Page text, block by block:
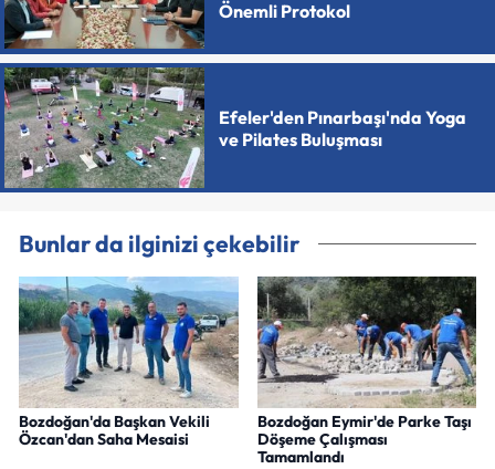
Önemli Protokol
Efeler'den Pınarbaşı'nda Yoga
ve Pilates Buluşması
Bunlar da ilginizi çekebilir
Bozdoğan'da Başkan Vekili
Özcan'dan Saha Mesaisi
Bozdoğan Eymir'de Parke Taşı
Döşeme Çalışması
Tamamlandı